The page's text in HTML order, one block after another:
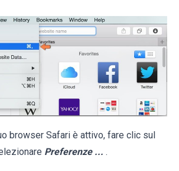
browser Safari è attivo, fare clic sul
Preferenze ... .